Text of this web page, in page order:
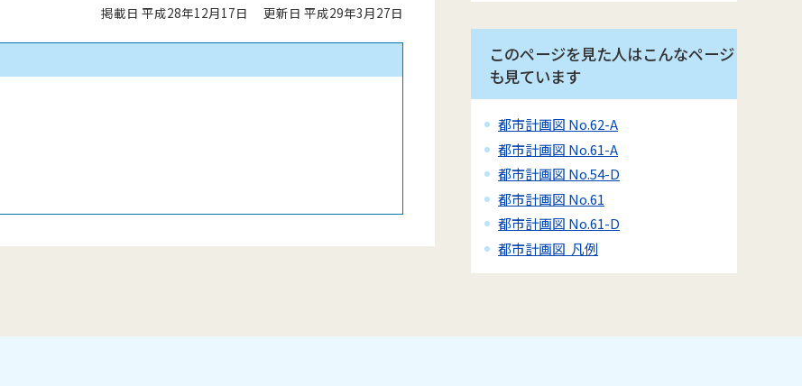
掲載日 平成28年12月17日 更新日 平成29年3月27日
このページを見た人はこんなページ
も見ています
都市計画図 No.62-A
都市計画図 No.61-A
都市計画図 No.54-D
都市計画図 No.61
都市計画図 No.61-D
都市計画図 凡例